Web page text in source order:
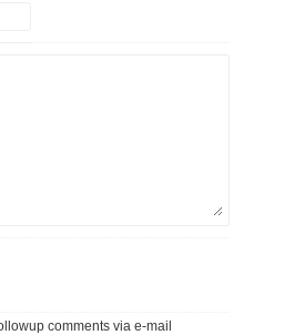
comments via e-mail